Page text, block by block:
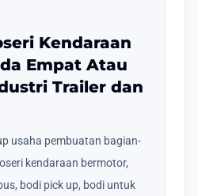
Kendaraan
Empat Atau
Trailer dan
usaha pembuatan bagian-
kendaraan bermotor,
bodi pick up, bodi untuk